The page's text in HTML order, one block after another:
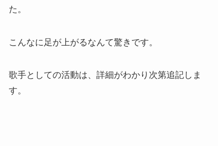
た。
こんなに足が上がるなんて驚きです。
歌手としての活動は、詳細がわかり次第追記しま
す。